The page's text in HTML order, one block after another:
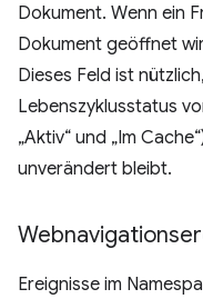
Dokument. Wenn ein
Dokument geöffnet
Dieses Feld ist
Lebenszyklusstatus
„Aktiv“ und „Im
unverändert bleibt.
Ereignisse im